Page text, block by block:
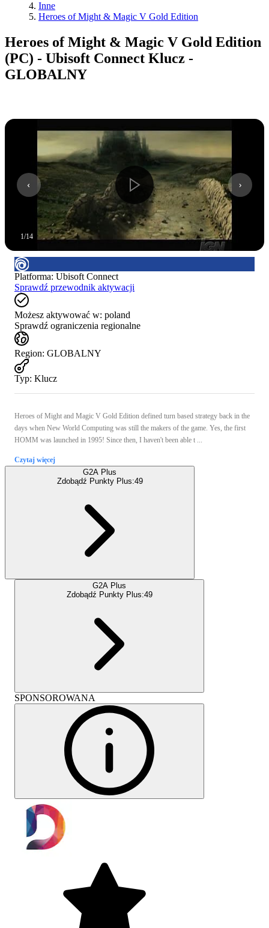
Inne
Heroes of Might & Magic V Gold Edition
Heroes of Might & Magic V Gold Edition
(PC) - Ubisoft Connect Klucz -
GLOBALNY
1/14
Platforma: Ubisoft Connect
Sprawdź przewodnik aktywacji
Możesz aktywować w: poland
Sprawdź ograniczenia regionalne
Region: GLOBALNY
Typ: Klucz
Heroes of Might and Magic V Gold Edition defined turn based strategy back in the
days when New World Computing was still the makers of the game. Yes, the first
HOMM was launched in 1995! Since then, I haven't been able t ...
Czytaj więcej
G2A Plus
Zdobądź Punkty Plus:49
G2A Plus
Zdobądź Punkty Plus:49
SPONSOROWANA